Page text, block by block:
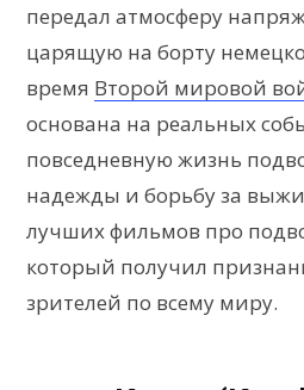
передал атмосферу
царящую на борту
время Второй мировой
основана на реальных
повседневную жизнь
надежды и борьбу за
лучших фильмов про
который получил
зрителей по всему миру.